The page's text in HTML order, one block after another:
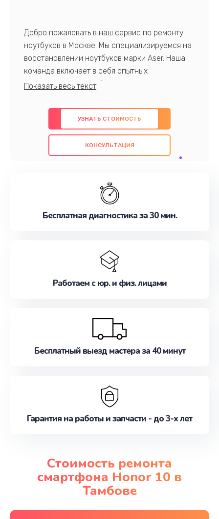
Добро пожаловать в наш сервис по ремонту
ноутбуков в Москве. Мы специализируемся на
восстановлении ноутбуков марки Aser. Наша
команда включает в себя опытных
профессионалов с обширными знаниями и
предлагаем быстрый и качественный ремонт с
использованием оригинальных компонентов, а
также гарантируем качество всех
проведенных работ. Наша цель - предоставить
наилучшим образом. Не медлите записаться на
УЗНАТЬ СТОИМОСТЬ
КОНСУЛЬТАЦИЯ
Бесплатная диагностика за 30 мин.
Работаем с юр. и физ. лицами
Бесплатный выезд мастера за 40 минут
Гарантия на работы и запчасти - до 3-х лет
Стоимость ремонта
смартфона Honor 10 в
Тамбове